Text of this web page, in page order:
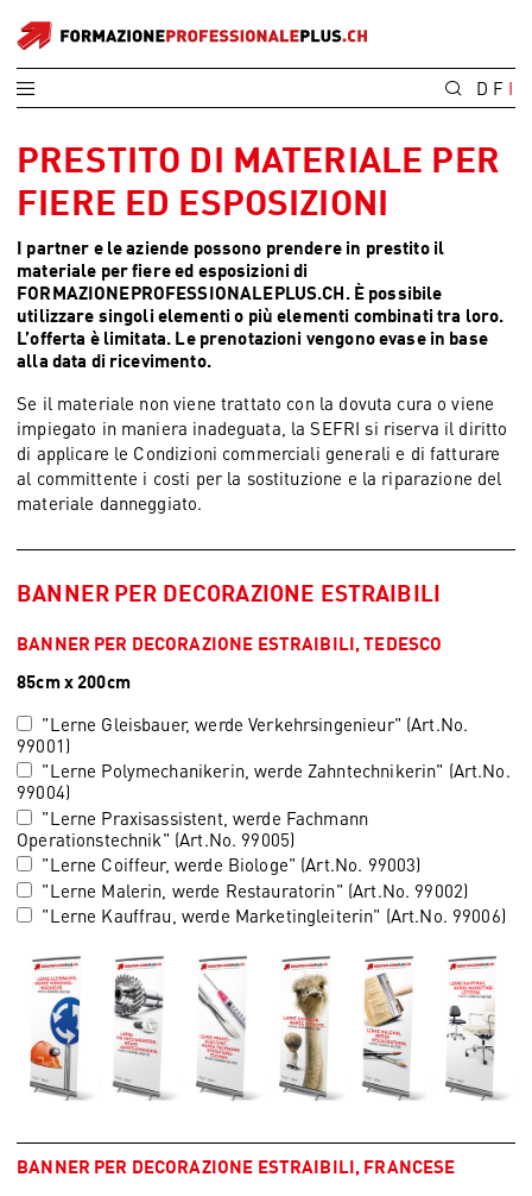
D F I
PRESTITO DI MATERIALE PER
FIERE ED ESPOSIZIONI
I partner e le aziende possono prendere in prestito il
materiale per fiere ed esposizioni di
FORMAZIONEPROFESSIONALEPLUS.CH. È possibile
utilizzare singoli elementi o più elementi combinati tra loro.
L’offerta è limitata. Le prenotazioni vengono evase in base
alla data di ricevimento.
Se il materiale non viene trattato con la dovuta cura o viene
impiegato in maniera inadeguata, la SEFRI si riserva il diritto
di applicare le Condizioni commerciali generali e di fatturare
al committente i costi per la sostituzione e la riparazione del
materiale danneggiato.
BANNER PER DECORAZIONE ESTRAIBILI
BANNER PER DECORAZIONE ESTRAIBILI, TEDESCO
85cm x 200cm
"Lerne Gleisbauer, werde Verkehrsingenieur" (Art.No.
99001)
"Lerne Polymechanikerin, werde Zahntechnikerin" (Art.No.
99004)
"Lerne Praxisassistent, werde Fachmann
Operationstechnik" (Art.No. 99005)
"Lerne Coiffeur, werde Biologe" (Art.No. 99003)
"Lerne Malerin, werde Restauratorin" (Art.No. 99002)
"Lerne Kauffrau, werde Marketingleiterin" (Art.No. 99006)
BANNER PER DECORAZIONE ESTRAIBILI, FRANCESE